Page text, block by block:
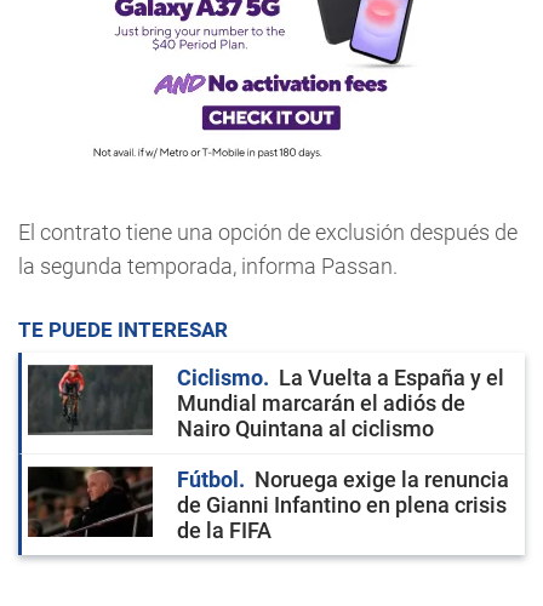
El contrato tiene una opción de exclusión después de
la segunda temporada, informa Passan.
TE PUEDE INTERESAR
Ciclismo
La Vuelta a España y el
Mundial marcarán el adiós de
Nairo Quintana al ciclismo
Fútbol
Noruega exige la renuncia
de Gianni Infantino en plena crisis
de la FIFA